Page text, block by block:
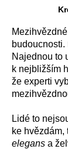
Najednou to
k nejbližším
že experti
Lidé to
ke hvězdám,
elegans a